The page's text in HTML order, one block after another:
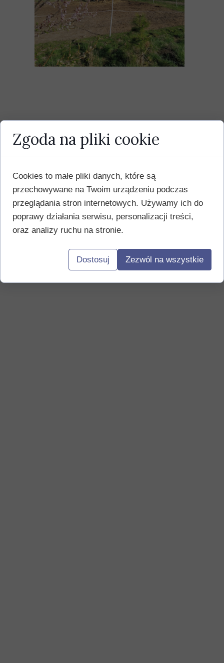
Zgoda na pliki cookie
Cookies to małe pliki danych, które są
przechowywane na Twoim urządzeniu podczas
przeglądania stron internetowych. Używamy ich do
poprawy działania serwisu, personalizacji treści,
oraz analizy ruchu na stronie.
Dostosuj Zezwól na wszystkie